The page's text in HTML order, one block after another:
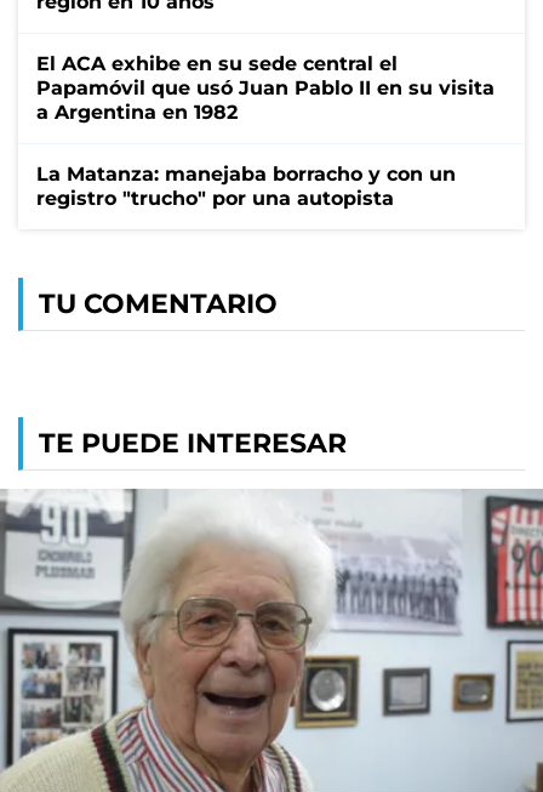
El ACA exhibe en su sede central el
Papamóvil que usó Juan Pablo II en su visita
a Argentina en 1982
La Matanza: manejaba borracho y con un
registro "trucho" por una autopista
TU COMENTARIO
TE PUEDE INTERESAR